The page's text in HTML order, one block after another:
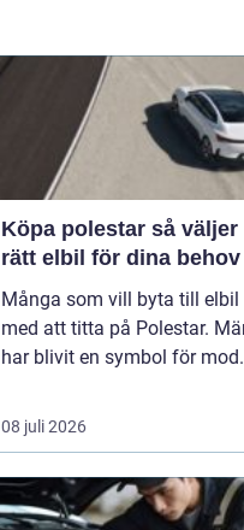
Köpa polestar så väljer du
rätt elbil för dina behov
Många som vill byta till elbil
med att titta på Polestar.
har blivit en symbol för
08 juli 2026